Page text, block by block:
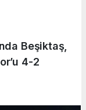
Beşiktaş,
4-2